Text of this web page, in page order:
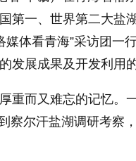
第一、世界第二大
媒体看青海”采访团一
发展成果及开发利用的
而又难忘的记忆。
尔汗盐湖调研考察